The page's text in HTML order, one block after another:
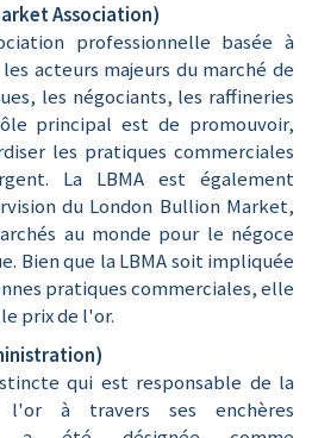
Association)
professionnelle basée à
acteurs majeurs du marché de
les négociants, les raffineries
principal est de promouvoir,
les pratiques commerciales
La LBMA est également
du London Bullion Market,
au monde pour le négoce
Bien que la LBMA soit impliquée
pratiques commerciales, elle
prix de l'or.
qui est responsable de la
à travers ses enchères